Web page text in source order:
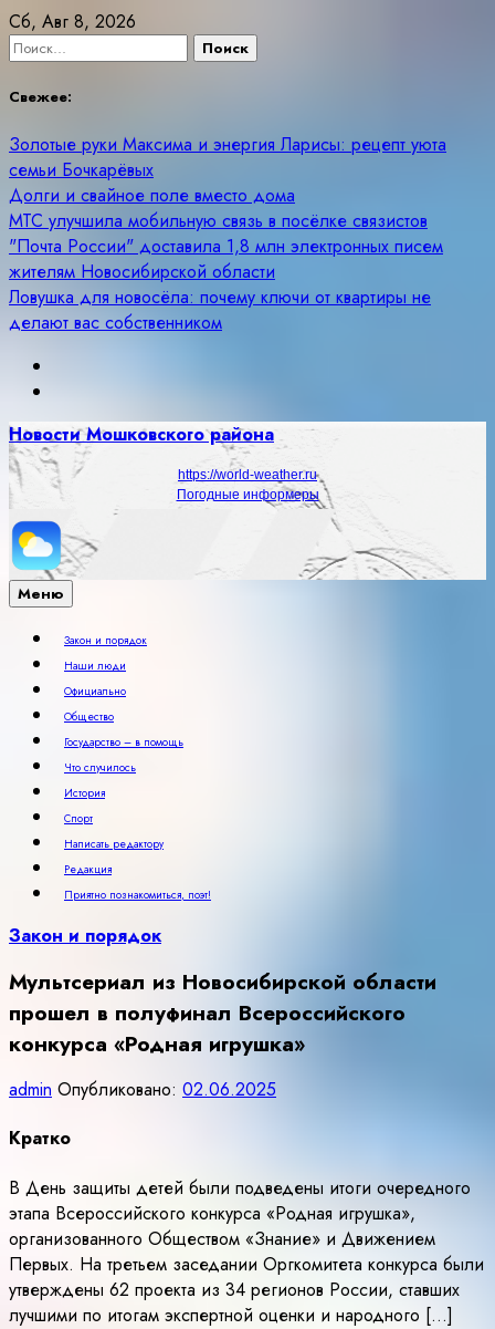
Skip
to
Сб, Авг 8, 2026
Найти:
Свежее:
Золотые руки Максима и энергия Ларисы: рецепт уюта
семьи Бочкарёвых
Долги и свайное поле вместо дома
МТС улучшила мобильную связь в посёлке связистов
"Почта России" доставила 1,8 млн электронных писем
жителям Новосибирской области
Ловушка для новосёла: почему ключи от квартиры не
делают вас собственником
Новости Мошковского района
https://world-weather.ru
Погодные информеры
Меню
Закон и порядок
Наши люди
Официально
Общество
Государство – в помощь
Что случилось
История
Спорт
Написать редактору
Редакция
Приятно познакомиться, поэт!
Закон и порядок
Мультсериал из Новосибирской области
прошел в полуфинал Всероссийского
конкурса «Родная игрушка»
admin Опубликовано: 02.06.2025
Кратко
В День защиты детей были подведены итоги очередного
этапа Всероссийского конкурса «Родная игрушка»,
организованного Обществом «Знание» и Движением
Первых. На третьем заседании Оргкомитета конкурса были
утверждены 62 проекта из 34 регионов России, ставших
лучшими по итогам экспертной оценки и народного […]